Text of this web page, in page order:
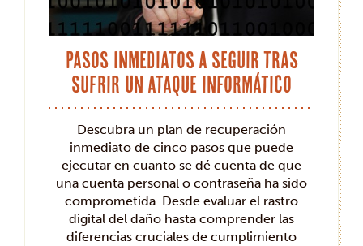
Pasos inmediatos a seguir tras
sufrir un ataque informático
Descubra un plan de recuperación
inmediato de cinco pasos que puede
ejecutar en cuanto se dé cuenta de que
una cuenta personal o contraseña ha sido
comprometida. Desde evaluar el rastro
digital del daño hasta comprender las
diferencias cruciales de cumplimiento